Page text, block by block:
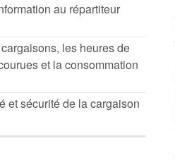
au répartiteur
les heures de
et la consommation
et sécurité de la cargaison